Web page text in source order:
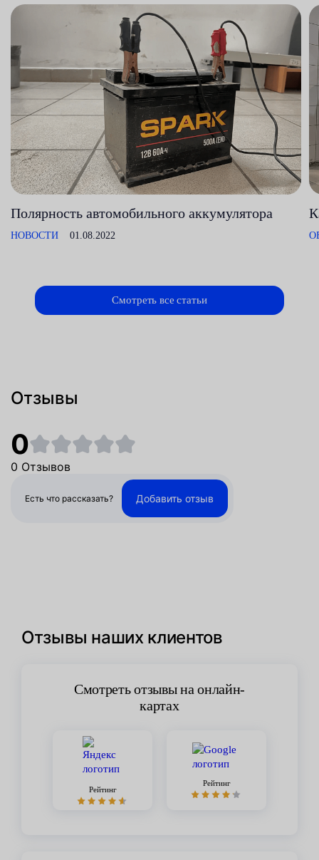
Полярность автомобильного аккумулятора
НОВОСТИ 01.08.2022
Смотреть все статьи
Отзывы
0
0 Отзывов
Есть что рассказать? Добавить отзыв
Отзывы наших клиентов
Смотреть отзывы на онлайн-
картах
Рейтинг
Рейтинг